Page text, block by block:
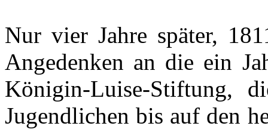
Nur vier Jahre später,
Angedenken an die ein
Königin-Luise-Stiftung,
Jugendlichen bis auf den